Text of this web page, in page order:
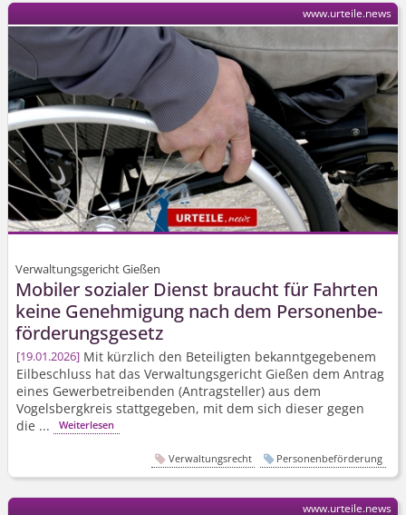
Verwaltungsgericht Gießen
Mobiler sozialer Dienst braucht für Fahrten
keine Genehmigung nach dem Personenbe­
förderungsgesetz
19.01.2026 Mit kürzlich den Beteiligten bekanntgegebenem
Eilbeschluss hat das Verwaltungsgericht Gießen dem Antrag
eines Gewerbetreibenden (Antragsteller) aus dem
Vogelsbergkreis stattgegeben, mit dem sich dieser gegen
die ...
Weiterlesen
www.urteile.news
Verwaltungsrecht Personenbeförderung
www.urteile.news